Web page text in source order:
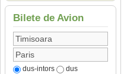
Bilete de Avion
dus-intors dus